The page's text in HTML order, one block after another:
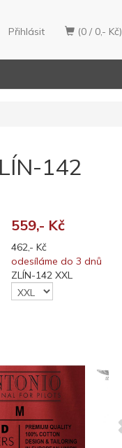
(0 / 0,- Kč)
Přihlásit
142
559,- Kč
462,- Kč
odesíláme do 3 dnů
ZLÍN-142 XXL